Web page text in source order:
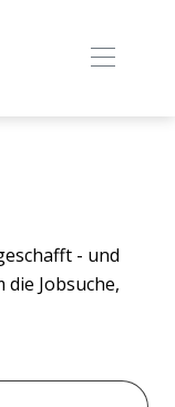
- und
Jobsuche,